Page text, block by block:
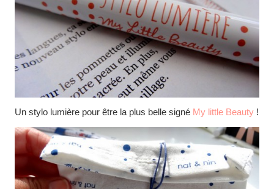
Un stylo lumière pour être la plus belle signé My little Beauty !